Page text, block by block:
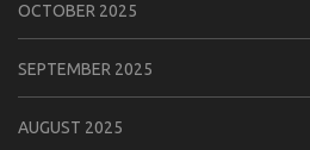
OCTOBER 2025
SEPTEMBER 2025
AUGUST 2025